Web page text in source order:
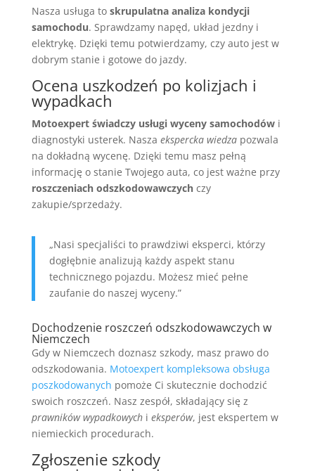
Nasza usługa to skrupulatna analiza kondycji
samochodu. Sprawdzamy napęd, układ jezdny i
elektrykę. Dzięki temu potwierdzamy, czy auto jest w
dobrym stanie i gotowe do jazdy.
Ocena uszkodzeń po kolizjach i
wypadkach
Motoexpert świadczy usługi wyceny samochodówi
diagnostyki usterek. Nasza ekspercka wiedzapozwala
na dokładną wycenę. Dzięki temu masz pełną
informację o stanie Twojego auta, co jest ważne przy
roszczeniach odszkodowawczychczy
zakupie/sprzedaży.
„Nasi specjaliści to prawdziwi eksperci, którzy
dogłębnie analizują każdy aspekt stanu
technicznego pojazdu. Możesz mieć pełne
zaufanie do naszej wyceny.”
Dochodzenie roszczeń odszkodowawczych w
Niemczech
Gdy w Niemczech doznasz szkody, masz prawo do
odszkodowania. Motoexpert kompleksowa obsługa
poszkodowanych pomoże Ci skutecznie dochodzić
swoich roszczeń. Nasz zespół, składający się z
prawników wypadkowychi eksperów, jest ekspertem w
niemieckich procedurach.
Zgłoszenie szkody